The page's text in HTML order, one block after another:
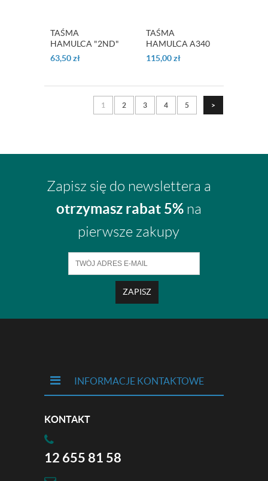
TAŚMA
HAMULCA "2ND"
"COAST BRAKE"
A540E
63,50zł
TAŚMA
HAMULCA A340
SERIES
115,00zł
1 2 3 4 5 >
Zapisz się do newslettera a
otrzymasz rabat 5%na
pierwsze zakupy
ZAPISZ
INFORMACJE KONTAKTOWE
KONTAKT
12 655 81 58